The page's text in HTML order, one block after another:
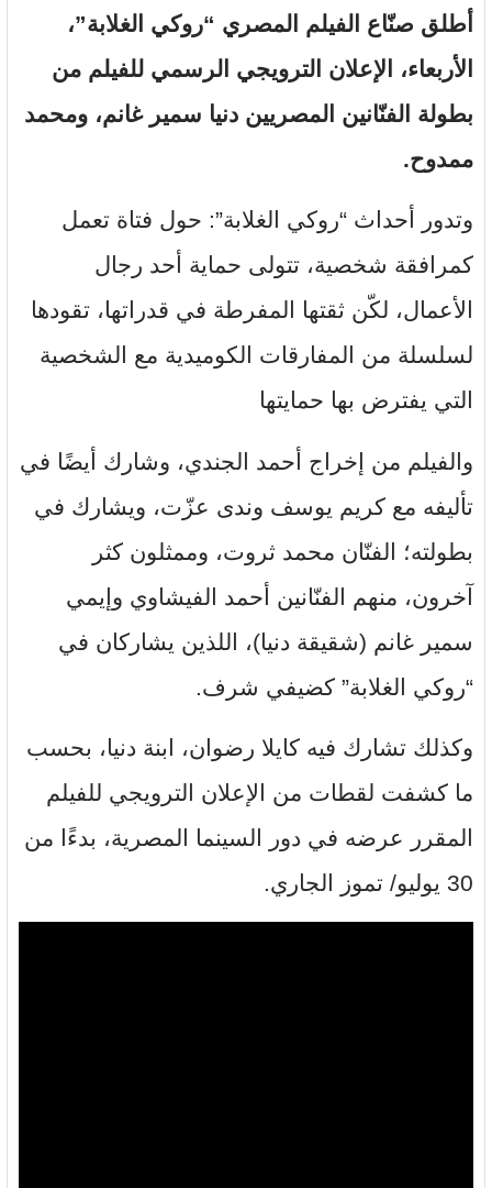
أطلق صنّاع الفيلم المصري “روكي الغلابة”،
الأربعاء، الإعلان الترويجي الرسمي للفيلم من
بطولة الفنّانين المصريين دنيا سمير غانم، ومحمد
ممدوح.
وتدور أحداث “روكي الغلابة”: حول فتاة تعمل
كمرافقة شخصية، تتولى حماية أحد رجال
الأعمال، لكّن ثقتها المفرطة في قدراتها، تقودها
لسلسلة من المفارقات الكوميدية مع الشخصية
التي يفترض بها حمايتها
والفيلم من إخراج أحمد الجندي، وشارك أيضًا في
تأليفه مع كريم يوسف وندى عزّت، ويشارك في
بطولته؛ الفنّان محمد ثروت، وممثلون كثر
آخرون، منهم الفنّانين أحمد الفيشاوي وإيمي
سمير غانم (شقيقة دنيا)، اللذين يشاركان في
“روكي الغلابة” كضيفي شرف.
وكذلك تشارك فيه كايلا رضوان، ابنة دنيا، بحسب
ما كشفت لقطات من الإعلان الترويجي للفيلم
المقرر عرضه في دور السينما المصرية، بدءًا من
30 يوليو/ تموز الجاري.